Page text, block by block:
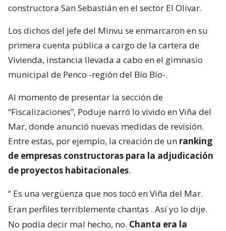
constructora San Sebastián en el sector El Olivar.
Los dichos del jefe del Minvu se enmarcaron en su
primera cuenta pública a cargo de la cartera de
Vivienda, instancia llevada a cabo en el gimnasio
municipal de Penco -región del Bío Bío-.
Al momento de presentar la sección de
“Fiscalizaciones”, Poduje narró lo vivido en Viña del
Mar, donde anunció nuevas medidas de revisión.
Entre estas, por ejemplo, la creación de un ranking
de empresas constructoras para la adjudicación
de proyectos habitacionales.
“ Es una vergüenza que nos tocó en Viña del Mar.
Eran perfiles terriblemente chantas . Así yo lo dije.
No podía decir mal hecho, no. Chanta era la